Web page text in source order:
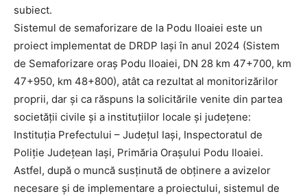
subiect.
Sistemul de semaforizare de la Podu Iloaiei este un
proiect implementat de DRDP Iași în anul 2024 (Sistem
de Semaforizare oraș Podu Iloaiei, DN 28 km 47+700, km
47+950, km 48+800), atât ca rezultat al monitorizărilor
proprii, dar și ca răspuns la solicitările venite din partea
societății civile și a instituțiilor locale și județene:
Instituția Prefectului – Județul Iași, Inspectoratul de
Poliție Județean Iași, Primăria Orașului Podu Iloaiei.
Astfel, după o muncă susținută de obținere a avizelor
necesare și de implementare a proiectului, sistemul de